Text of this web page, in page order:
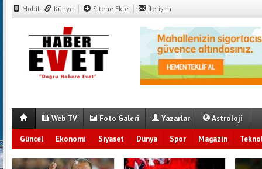
Mobil Künye Sitene Ekle İletişim
Web TV Foto Galeri Yazarlar Astroloji
Güncel Ekonomi Siyaset Dünya Spor Magazin